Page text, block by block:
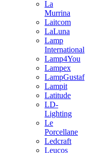
La
Murrina
Laitcom
LaLuna
Lamp
International
Lamp4You
Lampex
LampGustaf
Lampit
Latitude
LD-
Lighting
Le
Porcellane
Ledcraft
Leucos